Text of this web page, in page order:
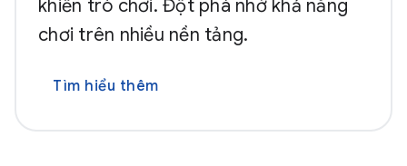
khiển trò chơi. Đột phá nhờ khả năng
chơi trên nhiều nền tảng.
Tìm hiểu thêm